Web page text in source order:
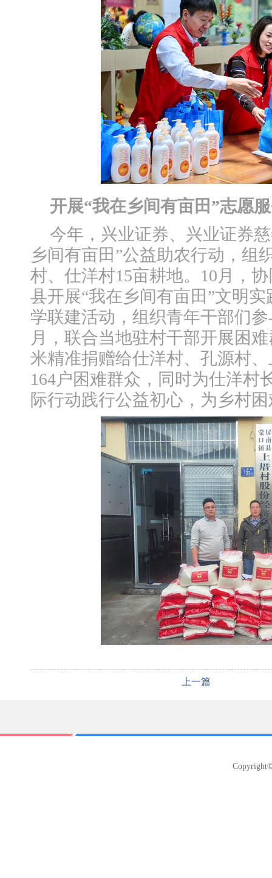
开展“我在乡间有亩田”志愿
今年，兴业证券、兴业证券
乡间有亩田”公益助农行动，组
村、仕洋村15亩耕地。10月，
县开展“我在乡间有亩田”文明
学联建活动，组织青年干部们
月，联合当地驻村干部开展困
米精准捐赠给仕洋村、孔源村
164户困难群众，同时为仕洋村
际行动践行公益初心，为乡村
上一篇